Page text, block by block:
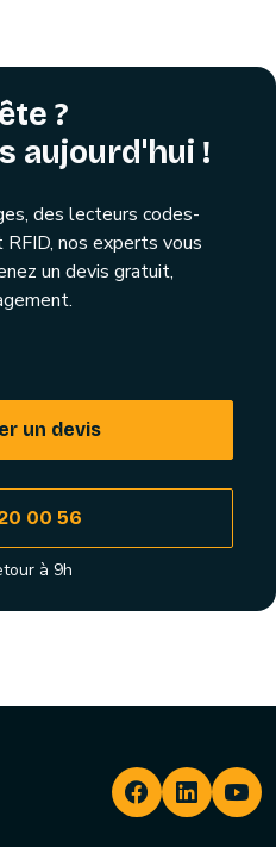
?
aujourd'hui !
des lecteurs codes-
nos experts vous
un devis gratuit,
un devis
00 56
à 9h